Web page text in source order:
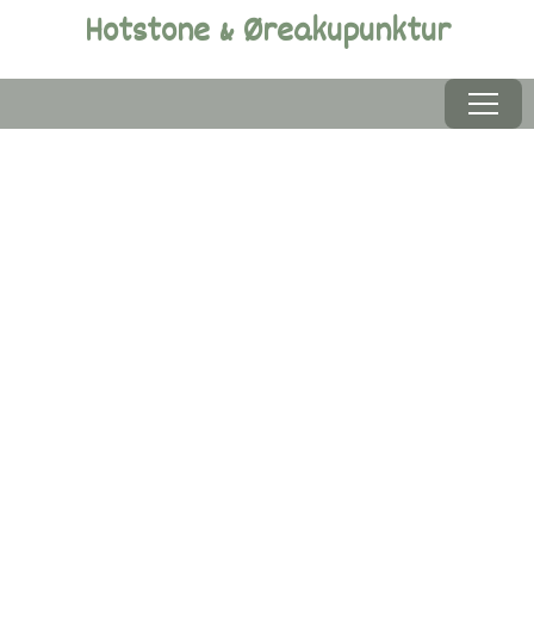
Hotstone & Øreakupunktur
Menu